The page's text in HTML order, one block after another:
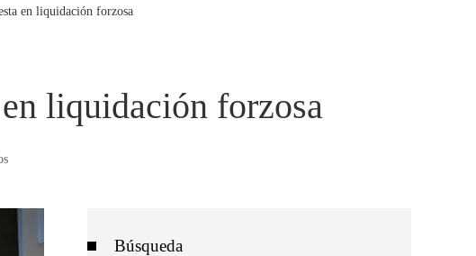
en liquidación forzosa
liquidación forzosa
Búsqueda